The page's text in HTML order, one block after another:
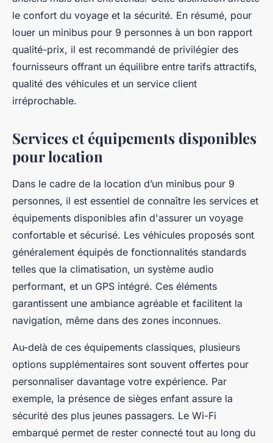
le confort du voyage et la sécurité. En résumé, pour
louer un minibus pour 9 personnes à un bon rapport
qualité-prix, il est recommandé de privilégier des
fournisseurs offrant un équilibre entre tarifs attractifs,
qualité des véhicules et un service client
irréprochable.
Services et équipements disponibles
pour location
Dans le cadre de la location d’un minibus pour 9
personnes, il est essentiel de connaître les services et
équipements disponibles afin d'assurer un voyage
confortable et sécurisé. Les véhicules proposés sont
généralement équipés de fonctionnalités standards
telles que la climatisation, un système audio
performant, et un GPS intégré. Ces éléments
garantissent une ambiance agréable et facilitent la
navigation, même dans des zones inconnues.
Au-delà de ces équipements classiques, plusieurs
options supplémentaires sont souvent offertes pour
personnaliser davantage votre expérience. Par
exemple, la présence de sièges enfant assure la
sécurité des plus jeunes passagers. Le Wi-Fi
embarqué permet de rester connecté tout au long du